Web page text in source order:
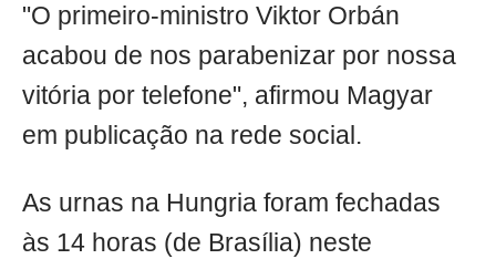
"O primeiro-ministro Viktor Orbán
acabou de nos parabenizar por nossa
vitória por telefone", afirmou Magyar
em publicação na rede social.
As urnas na Hungria foram fechadas
às 14 horas (de Brasília) neste